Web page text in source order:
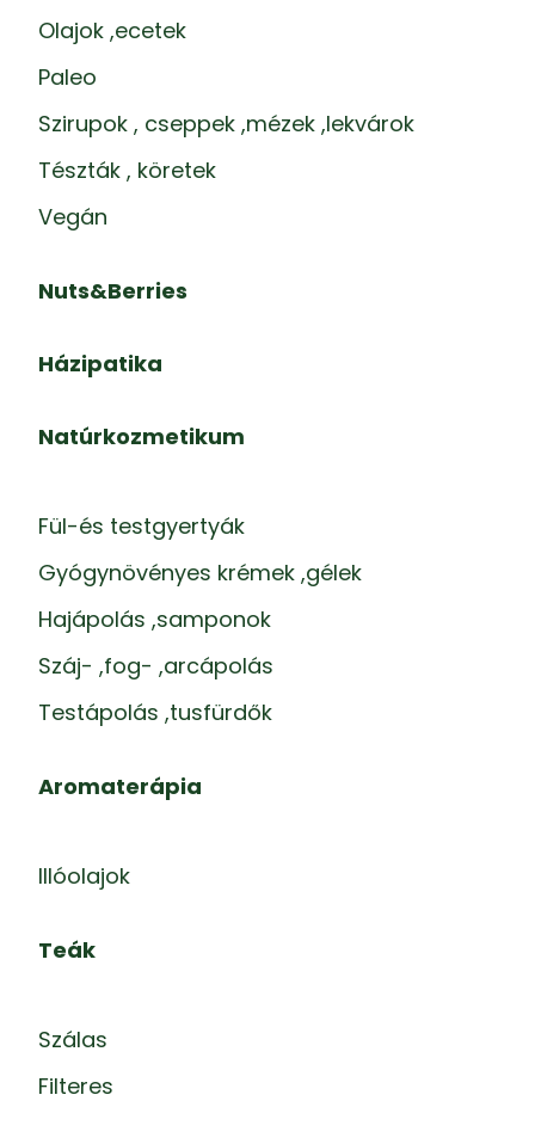
Olajok ,ecetek
Paleo
Szirupok , cseppek ,mézek ,lekvárok
Tészták , köretek
Vegán
Nuts&Berries
Házipatika
Natúrkozmetikum
Fül-és testgyertyák
Gyógynövényes krémek ,gélek
Hajápolás ,samponok
Száj- ,fog- ,arcápolás
Testápolás ,tusfürdők
Aromaterápia
Illóolajok
Teák
Szálas
Filteres